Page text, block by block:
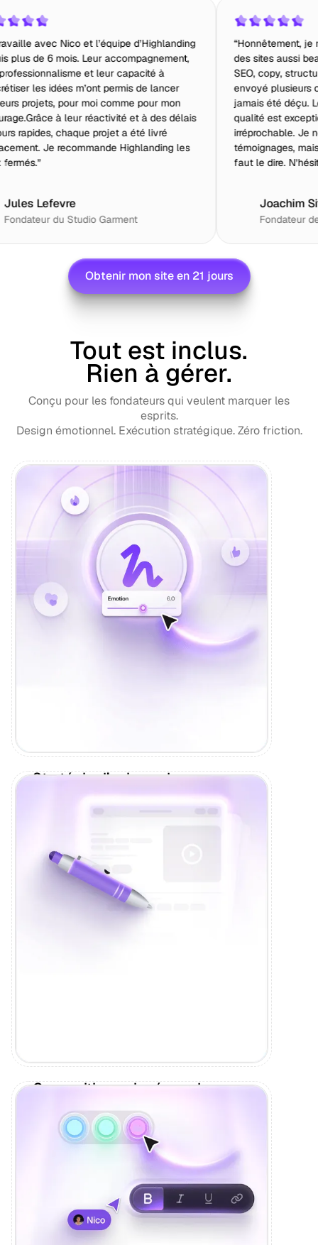
de
“Je travaille avec Nico et l’équipe d’Highlanding
depuis plus de 6 mois. Leur accompagnement,
leur professionnalisme et leur capacité à
concrétiser les idées m’ont permis de lancer
plusieurs projets, pour moi comme pour mon
entourage.Grâce à leur réactivité et à des délais
toujours rapides, chaque projet a été livré
efficacement. Je recommande Highlanding les
Fondateur du Studio Garment
Obtenir mon site en 21 jours
Tout est inclus.
Rien à gérer.
Conçu pour les fondateurs qui veulent marquer les
esprits.
Design émotionnel. Exécution stratégique. Zéro friction.
Stratégie d’univers de marque
On définit l'émotion qui fait que ton
prospect se souvient de toi, et non de ton
Copywriting qui pré-vend
valeur avant même l'appel.